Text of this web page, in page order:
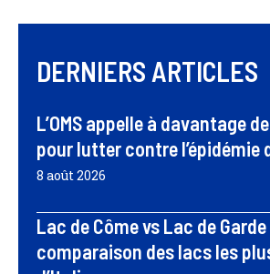
DERNIERS ARTICLES
L’OMS appelle à davantage
pour lutter contre l’épidémie
8 août 2026
Lac de Côme vs Lac de Garde
comparaison des lacs les